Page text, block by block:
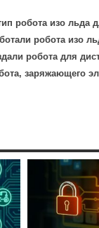
робота изо льда
робота изо
робота для
заряжающего